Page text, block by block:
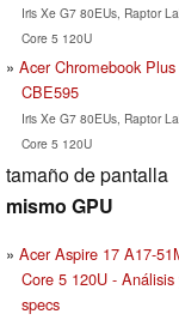
Iris Xe G7 80EUs, Raptor
Core 5 120U
Acer Chromebook
CBE595
Iris Xe G7 80EUs, Raptor
Core 5 120U
tamaño de pantalla
mismo GPU
Acer Aspire 17 A17-
Core 5 120U - Análisis
specs